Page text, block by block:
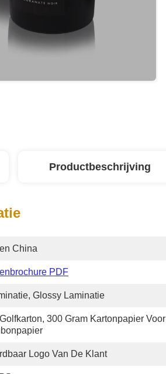
Productbeschrijving
China
PDF
Glossy Laminatie
300 Gram Kartonpapier Voor
Logo Van De Klant